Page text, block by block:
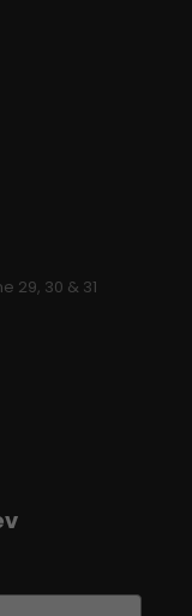
29, 30 & 31